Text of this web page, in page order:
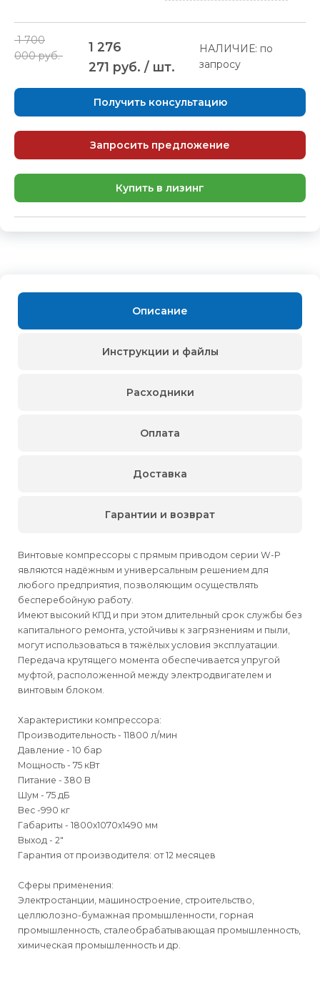
1 700
000 руб.
1 276
271 руб. / шт.
НАЛИЧИЕ: по
запросу
Получить консультацию
Запросить предложение
Купить в лизинг
Описание
Винтовые компрессоры с прямым приводом серии W-P
являются надёжным и универсальным решением для
любого предприятия, позволяющим осуществлять
бесперебойную работу.
Имеют высокий КПД и при этом длительный срок службы без
капитального ремонта, устойчивы к загрязнениям и пыли,
могут использоваться в тяжёлых условия эксплуатации.
Передача крутящего момента обеспечивается упругой
муфтой, расположенной между электродвигателем и
винтовым блоком.
Характеристики компрессора:
Производительность - 11800 л/мин
Давление - 10 бар
Мощность - 75 кВт
Питание - 380 В
Шум - 75 дБ
Вес -990 кг
Габариты - 1800х1070х1490 мм
Выход - 2"
Гарантия от производителя: от 12 месяцев
Сферы применения:
Электростанции, машиностроение, строительство,
целлюлозно-бумажная промышленности, горная
промышленность, сталеобрабатывающая промышленность,
химическая промышленность и др.
Инструкции и файлы
Расходники
Оплата
Доставка
Гарантии и возврат